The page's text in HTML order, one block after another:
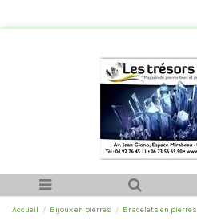
Accueil Bijoux en pierres Bracelets en pierres